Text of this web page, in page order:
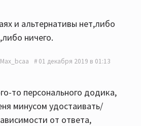
и альтернативы нет,либо
ничего.
01 декабря 2019 в 01:13
то персонального додика,
минусом удостаивать/
от ответа,